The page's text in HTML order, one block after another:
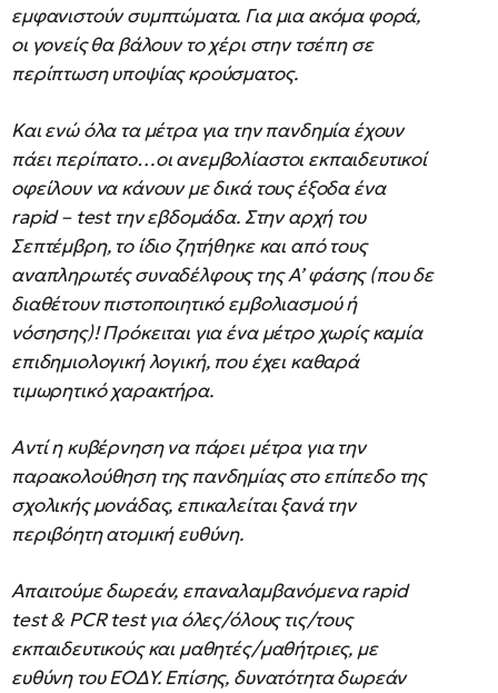
εμφανιστούν συμπτώματα. Για μια ακόμα φορά,
οι γονείς θα βάλουν το χέρι στην τσέπη σε
περίπτωση υποψίας κρούσματος.
Και ενώ όλα τα μέτρα για την πανδημία έχουν
πάει περίπατο…οι ανεμβολίαστοι εκπαιδευτικοί
οφείλουν να κάνουν με δικά τους έξοδα ένα
rapid – test την εβδομάδα. Στην αρχή του
Σεπτέμβρη, το ίδιο ζητήθηκε και από τους
αναπληρωτές συναδέλφους της Α’ φάσης (που δε
διαθέτουν πιστοποιητικό εμβολιασμού ή
νόσησης)! Πρόκειται για ένα μέτρο χωρίς καμία
επιδημιολογική λογική, που έχει καθαρά
τιμωρητικό χαρακτήρα.
Αντί η κυβέρνηση να πάρει μέτρα για την
παρακολούθηση της πανδημίας στο επίπεδο της
σχολικής μονάδας, επικαλείται ξανά την
περιβόητη ατομική ευθύνη.
Απαιτούμε δωρεάν, επαναλαμβανόμενα rapid
test & PCR test για όλες/όλους τις/τους
εκπαιδευτικούς και μαθητές/μαθήτριες, με
ευθύνη του ΕΟΔΥ. Επίσης, δυνατότητα δωρεάν